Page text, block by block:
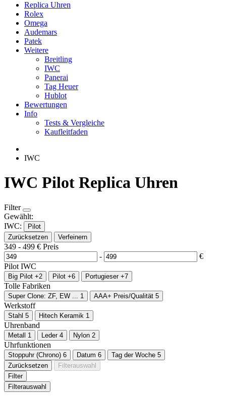
Replica Uhren
Rolex
Omega
Audemars
Patek
Weitere
Breitling
IWC
Panerai
Tag Heuer
Hublot
Bewertungen
Info
Tests & Vergleiche
Kaufleitfaden
IWC
IWC Pilot Replica Uhren
Filter
Gewählt:
IWC:
Pilot
Zurücksetzen
Verfeinern
349 - 499 € Preis
-
€
Pilot IWC
Big Pilot +2 Pilot +6 Portugieser +7
Tolle Fabriken
Super Clone: ZF, EW ... 1 AAA+ Preis/Qualität 5
Werkstoff
Stahl 5 Hitech Keramik 1
Uhrenband
Metall 1 Leder 4 Nylon 2
Uhrfunktionen
Stoppuhr (Chrono) 6 Datum 6 Tag der Woche 5
Zurücksetzen
Filterauswahl
Filter
Filterauswahl